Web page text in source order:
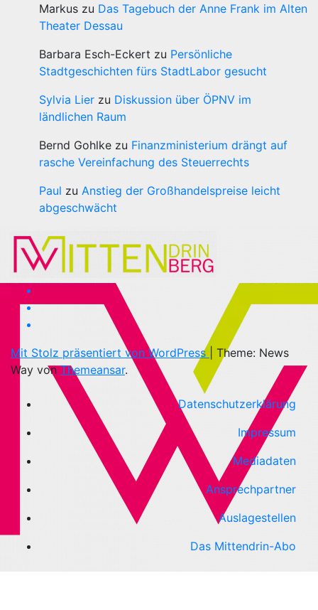
Markus zu Das Tagebuch der Anne Frank im Alten
Theater Dessau
Barbara Esch-Eckert zu Persönliche
Stadtgeschichten fürs StadtLabor gesucht
Sylvia Lier zu Diskussion über ÖPNV im
ländlichen Raum
Bernd Gohlke zu Finanzministerium drängt auf
rasche Vereinfachung des Steuerrechts
Paul zu Anstieg der Großhandelspreise leicht
abgeschwächt
Mit Stolz präsentiert von WordPress
Theme: News
Way vonThemeansar.
Datenschutzerklärung
Impressum
Mediadaten
Ansprechpartner
Auslagestellen
Das Mittendrin-Abo